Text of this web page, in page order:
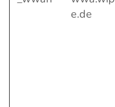
e.de